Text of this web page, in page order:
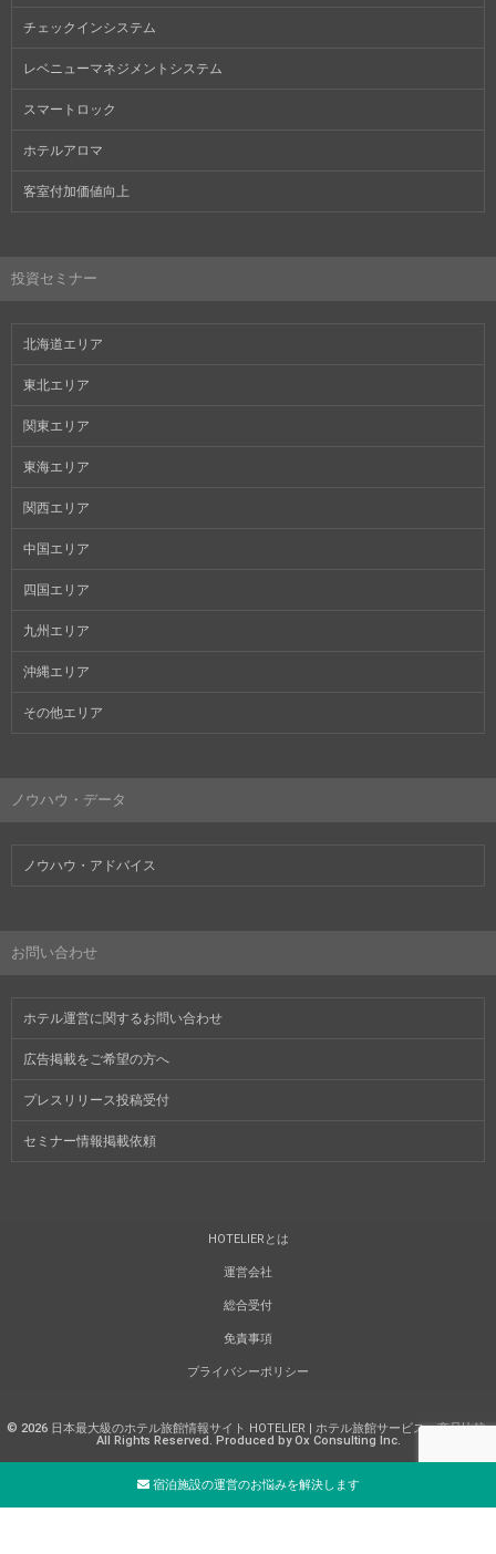
チェックインシステム
レベニューマネジメントシステム
スマートロック
ホテルアロマ
客室付加価値向上
投資セミナー
北海道エリア
東北エリア
関東エリア
東海エリア
関西エリア
中国エリア
四国エリア
九州エリア
沖縄エリア
その他エリア
ノウハウ・データ
ノウハウ・アドバイス
お問い合わせ
ホテル運営に関するお問い合わせ
広告掲載をご希望の方へ
プレスリリース投稿受付
セミナー情報掲載依頼
HOTELIERとは
運営会社
総合受付
免責事項
プライバシーポリシー
© 2026 日本最大級のホテル旅館情報サイト HOTELIER | ホテル旅館サービス・商品比較.
All Rights Reserved. Produced by Ox Consulting Inc.
宿泊施設の運営のお悩みを解決します